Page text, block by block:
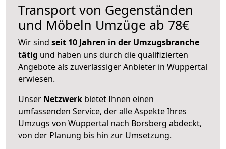
Transport von Gegenständen
und Möbeln Umzüge ab 78€
Wir sind seit 10 Jahren in der Umzugsbranche
tätig und haben uns durch die qualifizierten
Angebote als zuverlässiger Anbieter in Wuppertal
erwiesen.
Unser Netzwerk bietet Ihnen einen
umfassenden Service, der alle Aspekte Ihres
Umzugs von Wuppertal nach Borsberg abdeckt,
von der Planung bis hin zur Umsetzung.